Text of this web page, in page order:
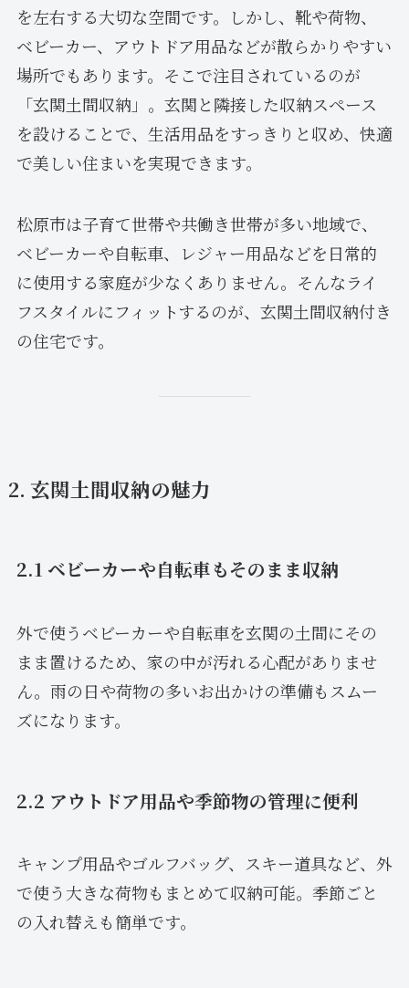
を左右する大切な空間です。しかし、靴や荷物、
ベビーカー、アウトドア用品などが散らかりやすい
場所でもあります。そこで注目されているのが
「玄関土間収納」。玄関と隣接した収納スペース
を設けることで、生活用品をすっきりと収め、快適
で美しい住まいを実現できます。
松原市は子育て世帯や共働き世帯が多い地域で、
ベビーカーや自転車、レジャー用品などを日常的
に使用する家庭が少なくありません。そんなライ
フスタイルにフィットするのが、玄関土間収納付き
の住宅です。
2. 玄関土間収納の魅力
2.1 ベビーカーや自転車もそのまま収納
外で使うベビーカーや自転車を玄関の土間にその
まま置けるため、家の中が汚れる心配がありませ
ん。雨の日や荷物の多いお出かけの準備もスムー
ズになります。
2.2 アウトドア用品や季節物の管理に便利
キャンプ用品やゴルフバッグ、スキー道具など、外
で使う大きな荷物もまとめて収納可能。季節ごと
の入れ替えも簡単です。